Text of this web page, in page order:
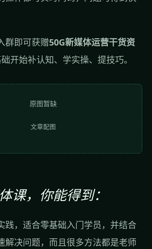
群即可获赠50G新媒体运营干货资
开始补认知、学实操、提技巧。
原图暂缺
文章配图
课，你能得到：
践，适合零基础入门学员，并结合
解决问题，而且很多方法都是老师